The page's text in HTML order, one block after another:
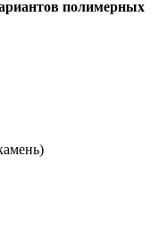
полимерных